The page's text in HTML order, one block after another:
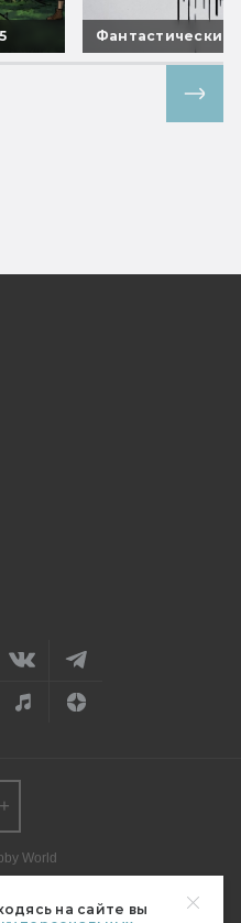
на сайте вы
Фантастические
World